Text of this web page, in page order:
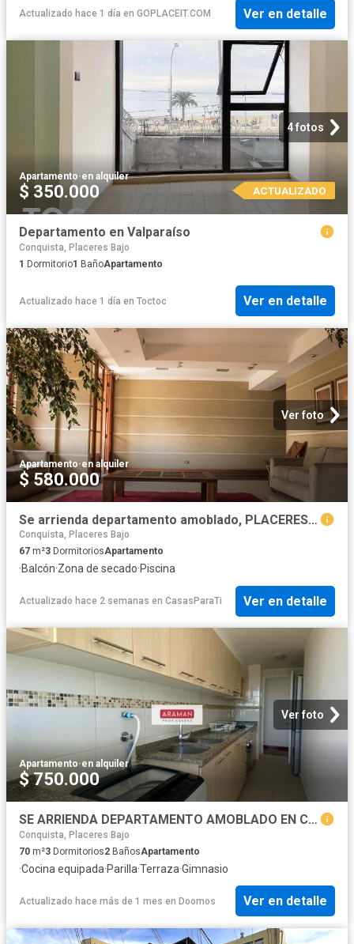
Actualizado hace 1 día en GOPLACEIT.COM Ver en detalle
4 fotos
Apartamento·en alquiler
$ 350.000 ACTUALIZADO
Departamento en Valparaíso
Conquista, Placeres Bajo
1 Dormitorio1 BañoApartamento
Actualizado hace 1 día en Toctoc Ver en detalle
Ver foto
Apartamento·en alquiler
$ 580.000
Se arrienda departamento amoblado, PLACERES, VALPARAISO
Conquista, Placeres Bajo
67 m²3 DormitoriosApartamento
·Balcón·Zona de secado·Piscina
Actualizado hace 2 semanas en CasasParaTi Ver en detalle
Ver foto
Apartamento·en alquiler
$ 750.000
SE ARRIENDA DEPARTAMENTO AMOBLADO EN CERRO LOS PLACERES
Conquista, Placeres Bajo
70 m²3 Dormitorios2 BañosApartamento
·Cocina equipada·Parilla·Terraza·Gimnasio
Actualizado hace más de 1 mes en Doomos Ver en detalle